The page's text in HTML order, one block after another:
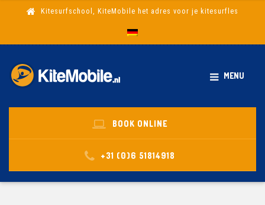
Kitesurfschool, KiteMobile het adres voor je kitesurfles
MENU
BOOK ONLINE
+31 (0)6 51814918